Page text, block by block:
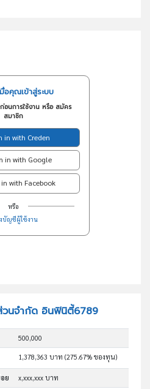
อคุณเข้าสู่ระบบ
อนการใช้งาน หรือ สมัคร
สมาชิก
in with Creden
in with Google
with Facebook
หรือ
บัญชีผู้ใช้งาน
นจำกัด อินฟินิตี้6789
500,000
1,378,363 บาท (275.67% ของทุน)
ย x,xxx,xxx บาท